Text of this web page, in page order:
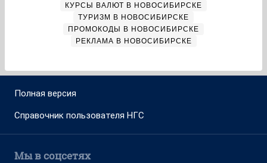
КУРСЫ ВАЛЮТ В НОВОСИБИРСКЕ
ТУРИЗМ В НОВОСИБИРСКЕ
ПРОМОКОДЫ В НОВОСИБИРСКЕ
РЕКЛАМА В НОВОСИБИРСКЕ
Полная версия
Справочник пользователя НГС
Мы в соцсетях